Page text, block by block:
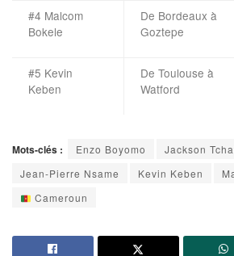
#4 Malcom
Bokele
De Bordeaux à
Goztepe
#5 Kevin
Keben
De Toulouse à
Watford
Mots-clés : Enzo Boyomo
Jackson
Jean-Pierre Nsame
Kevin Keben
Cameroun